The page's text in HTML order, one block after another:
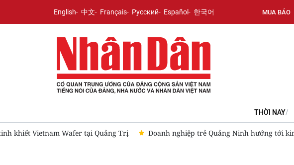
English 中文 Français Русский Español 한국어 MUA BÁO
THỜI NAY
Doanh nghiệp trẻ Quảng Ninh hướng tới kinh doanh theo tiêu chí "ba chữ thật"